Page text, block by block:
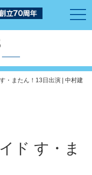
・またん！13日出演 | 中村建
ド す・ま